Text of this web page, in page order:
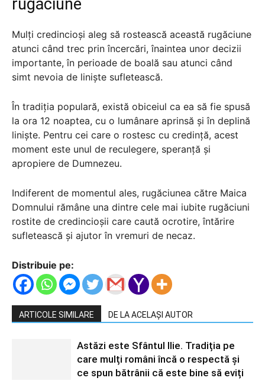
rugăciune
Mulți credincioși aleg să rostească această rugăciune
atunci când trec prin încercări, înaintea unor decizii
importante, în perioade de boală sau atunci când
simt nevoia de liniște sufletească.
În tradiția populară, există obiceiul ca ea să fie spusă
la ora 12 noaptea, cu o lumânare aprinsă și în deplină
liniște. Pentru cei care o rostesc cu credință, acest
moment este unul de reculegere, speranță și
apropiere de Dumnezeu.
Indiferent de momentul ales, rugăciunea către Maica
Domnului rămâne una dintre cele mai iubite rugăciuni
rostite de credincioșii care caută ocrotire, întărire
sufletească și ajutor în vremuri de necaz.
Distribuie pe:
ARTICOLE SIMILARE DE LA ACELAȘI AUTOR
Astăzi este Sfântul Ilie. Tradiția pe
care mulți români încă o respectă și
ce spun bătrânii că este bine să eviți